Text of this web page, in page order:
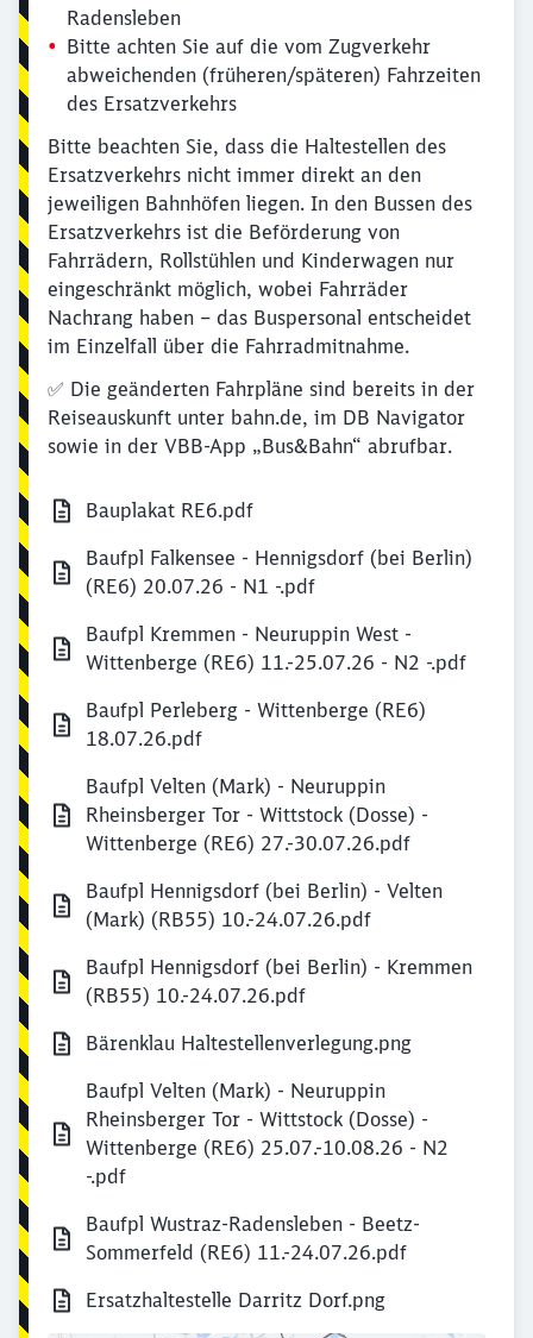
Radensleben
Bitte achten Sie auf die vom Zugverkehr
abweichenden (früheren/späteren) Fahrzeiten
des Ersatzverkehrs
Bitte beachten Sie, dass die Haltestellen des
Ersatzverkehrs nicht immer direkt an den
jeweiligen Bahnhöfen liegen. In den Bussen des
Ersatzverkehrs ist die Beförderung von
Fahrrädern, Rollstühlen und Kinderwagen nur
eingeschränkt möglich, wobei Fahrräder
Nachrang haben – das Buspersonal entscheidet
im Einzelfall über die Fahrradmitnahme.
✅ Die geänderten Fahrpläne sind bereits in der
Reiseauskunft unter bahn.de, im DB Navigator
sowie in der VBB-App „Bus&Bahn“ abrufbar.
Bauplakat RE6.pdf
Baufpl Falkensee - Hennigsdorf (bei Berlin)
(RE6) 20.07.26 - N1 -.pdf
Baufpl Kremmen - Neuruppin West -
Wittenberge (RE6) 11.-25.07.26 - N2 -.pdf
Baufpl Perleberg - Wittenberge (RE6)
18.07.26.pdf
Baufpl Velten (Mark) - Neuruppin
Rheinsberger Tor - Wittstock (Dosse) -
Wittenberge (RE6) 27.-30.07.26.pdf
Baufpl Hennigsdorf (bei Berlin) - Velten
(Mark) (RB55) 10.-24.07.26.pdf
Baufpl Hennigsdorf (bei Berlin) - Kremmen
(RB55) 10.-24.07.26.pdf
Bärenklau Haltestellenverlegung.png
Baufpl Velten (Mark) - Neuruppin
Rheinsberger Tor - Wittstock (Dosse) -
Wittenberge (RE6) 25.07.-10.08.26 - N2
-.pdf
Baufpl Wustraz-Radensleben - Beetz-
Sommerfeld (RE6) 11.-24.07.26.pdf
Ersatzhaltestelle Darritz Dorf.png